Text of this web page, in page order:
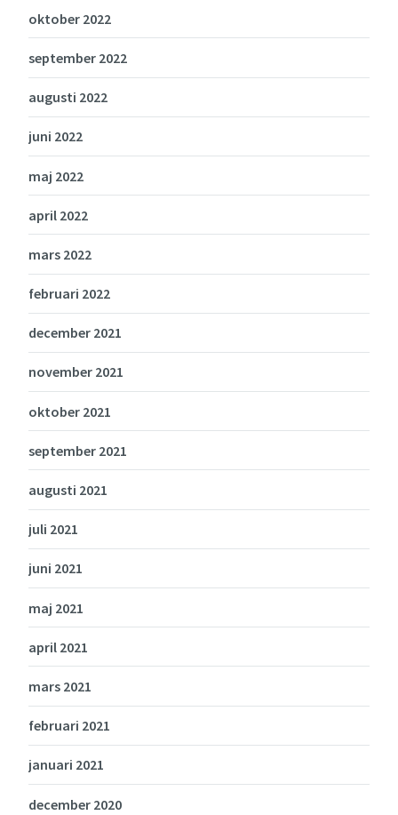
oktober 2022
september 2022
augusti 2022
juni 2022
maj 2022
april 2022
mars 2022
februari 2022
december 2021
november 2021
oktober 2021
september 2021
augusti 2021
juli 2021
juni 2021
maj 2021
april 2021
mars 2021
februari 2021
januari 2021
december 2020